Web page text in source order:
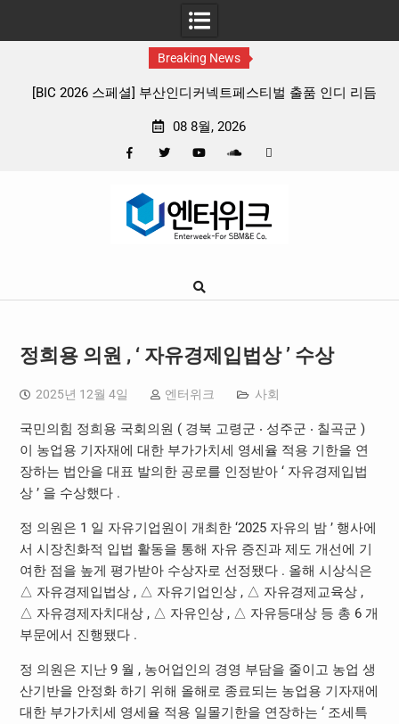
Breaking News
디 리듬
판타지 케이팝 애니메이션 ‘고스트밴드’ 8월 26일(수)
08 8월, 2026
Google
정희용 의원 , ‘ 자유경제입법상 ’ 수상
2025년 12월 4일 엔터위크 사회
국민의힘 정희용 국회의원 ( 경북 고령군 ‧ 성주군 ‧ 칠곡군 )
이 농업용 기자재에 대한 부가가치세 영세율 적용 기한을 연
장하는 법안을 대표 발의한 공로를 인정받아 ‘ 자유경제입법
상 ’ 을 수상했다 .
정 의원은 1 일 자유기업원이 개최한 ‘2025 자유의 밤 ’ 행사에
서 시장친화적 입법 활동을 통해 자유 증진과 제도 개선에 기
여한 점을 높게 평가받아 수상자로 선정됐다 . 올해 시상식은
△ 자유경제입법상 , △ 자유기업인상 , △ 자유경제교육상 ,
△ 자유경제자치대상 , △ 자유인상 , △ 자유등대상 등 총 6 개
부문에서 진행됐다 .
정 의원은 지난 9 월 , 농어업인의 경영 부담을 줄이고 농업 생
산기반을 안정화 하기 위해 올해로 종료되는 농업용 기자재에
대한 부가가치세 영세율 적용 일몰기한을 연장하는 ‘ 조세특